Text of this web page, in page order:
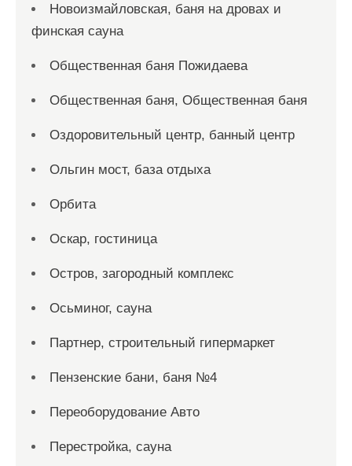
Новоизмайловская, баня на дровах и
финская сауна
Общественная баня Пожидаева
Общественная баня, Общественная баня
Оздоровительный центр, банный центр
Ольгин мост, база отдыха
Орбита
Оскар, гостиница
Остров, загородный комплекс
Осьминог, сауна
Партнер, строительный гипермаркет
Пензенские бани, баня №4
Переоборудование Авто
Перестройка, сауна